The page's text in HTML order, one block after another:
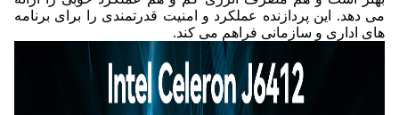
می دهد. این پردازنده عملکرد و امنیت قدرتمندی را برای برنامه
های اداری و سازمانی فراهم می کند.